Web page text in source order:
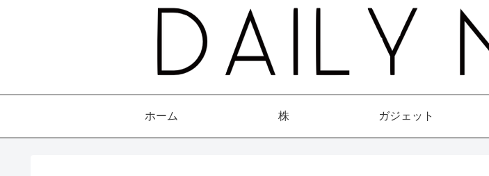
ホーム 株 ガジェット